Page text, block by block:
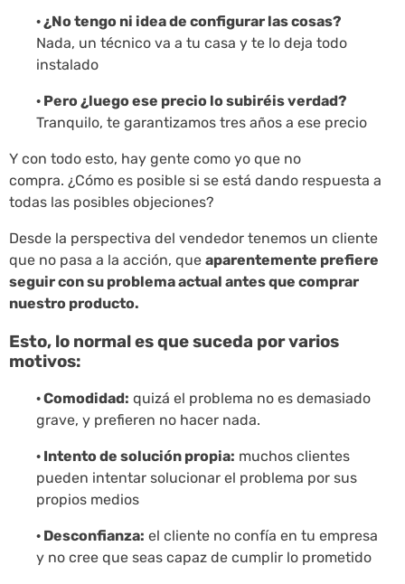
· ¿No tengo ni idea de configurar las cosas?
Nada, un técnico va a tu casa y te lo deja todo
instalado
· Pero ¿luego ese precio lo subiréis verdad?
Tranquilo, te garantizamos tres años a ese precio
Y con todo esto, hay gente como yo que no
compra. ¿Cómo es posible si se está dando respuesta a
todas las posibles objeciones?
Desde la perspectiva del vendedor tenemos un cliente
que no pasa a la acción, que aparentemente prefiere
seguir con su problema actual antes que comprar
nuestro producto.
Esto, lo normal es que suceda por varios
motivos:
· Comodidad: quizá el problema no es demasiado
grave, y prefieren no hacer nada.
· Intento de solución propia: muchos clientes
pueden intentar solucionar el problema por sus
propios medios
· Desconfianza: el cliente no confía en tu empresa
y no cree que seas capaz de cumplir lo prometido